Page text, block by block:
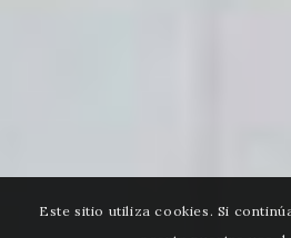
Este sitio utiliza cookies. Si